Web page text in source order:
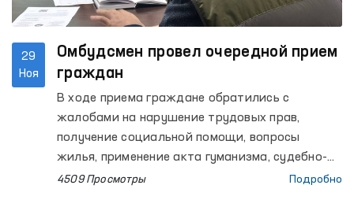
29
Ноя
Омбудсмен провел очередной прием
граждан
В ходе приема граждане обратились с
жалобами на нарушение трудовых прав,
получение социальной помощи, вопросы
жилья, применение акта гуманизма, судебно-
правовые и следственные процессы, семейные
4509 Просмотры Подробно